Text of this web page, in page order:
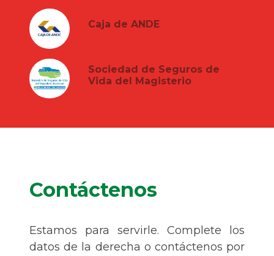
Caja de ANDE
Sociedad de Seguros de
Vida del Magisterio
Contáctenos
Estamos para servirle. Complete los
datos de la derecha o contáctenos por